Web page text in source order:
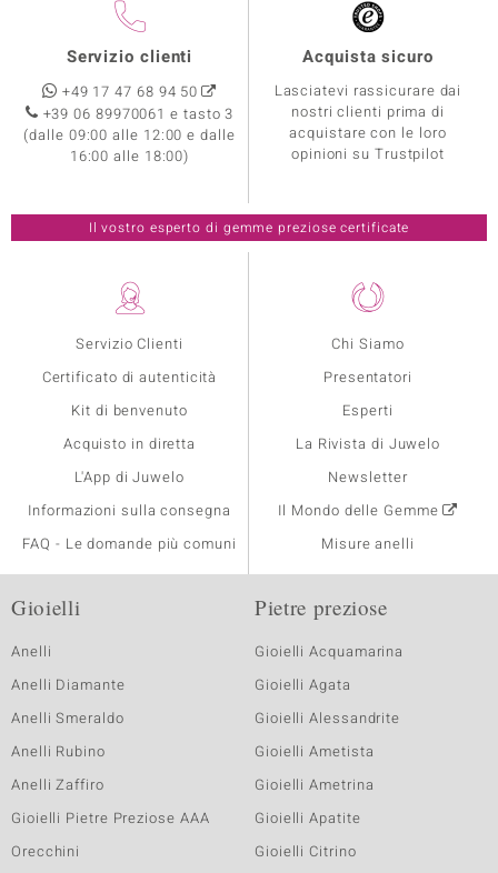
Servizio Clienti
Certificato di autenticità
Kit di benvenuto
Acquisto in diretta
L'App di Juwelo
Informazioni sulla consegna
FAQ - Le domande più comuni
Chi Siamo
Presentatori
Esperti
La Rivista di Juwelo
Newsletter
Il Mondo delle Gemme
Misure anelli
Servizio clienti
+49 17 47 68 94 50
+39 06 89970061 e tasto 3
(dalle 09:00 alle 12:00 e dalle
16:00 alle 18:00)
Acquista sicuro
Lasciatevi rassicurare dai
nostri clienti prima di
acquistare con le loro
opinioni su Trustpilot
Il vostro esperto di gemme preziose certificate
Gioielli
Anelli
Anelli Diamante
Anelli Smeraldo
Anelli Rubino
Anelli Zaffiro
Gioielli Pietre Preziose AAA
Orecchini
Pietre preziose
Gioielli Acquamarina
Gioielli Agata
Gioielli Alessandrite
Gioielli Ametista
Gioielli Ametrina
Gioielli Apatite
Gioielli Citrino